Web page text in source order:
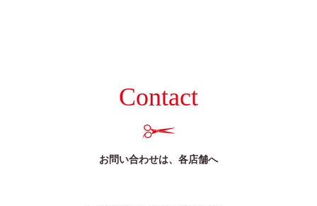
Contact
お問い合わせは、各店舗へ